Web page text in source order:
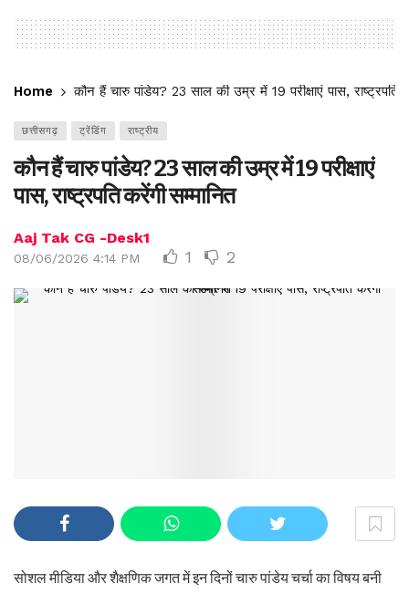
Home कौन हैं चारु पांडेय? 23 साल की उम्र में 19 परीक्षाएं पास, राष्ट्रपति
छत्तीसगढ़ ट्रेंडिंग राष्ट्रीय
कौन हैं चारु पांडेय? 23 साल की उम्र में 19 परीक्षाएं
पास, राष्ट्रपति करेंगी सम्मानित
Aaj Tak CG -Desk1
08/06/2026 4:14 PM 1 2
सोशल मीडिया और शैक्षणिक जगत में इन दिनों चारु पांडेय चर्चा का विषय बनी